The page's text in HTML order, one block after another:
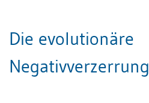
Die evolutionäre
Negativverzerrung